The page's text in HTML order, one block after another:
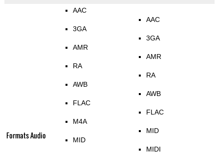
Formats Audio
AAC
3GA
AMR
RA
AWB
FLAC
M4A
MID
AAC
3GA
AMR
RA
AWB
FLAC
MID
MIDI